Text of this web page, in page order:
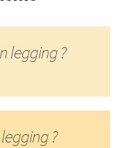
legging ?
?